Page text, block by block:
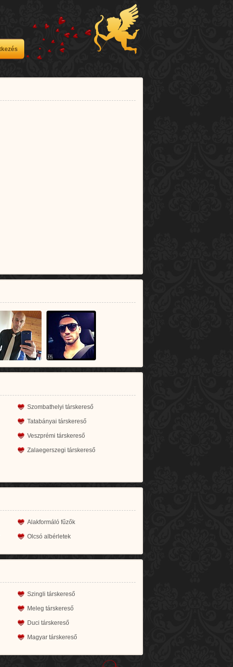
Szombathelyi társkereső
Tatabányai társkereső
Veszprémi társkereső
Zalaegerszegi társkereső
Alakformáló fűzők
Olcsó albérletek
Szingli társkereső
Meleg társkereső
Duci társkereső
Magyar társkereső